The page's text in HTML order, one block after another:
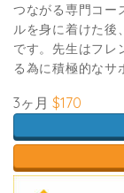
つながる専門コー
ルを身に着けた後
です。先生はフレ
る為に積極的なサ
3ヶ月 $170